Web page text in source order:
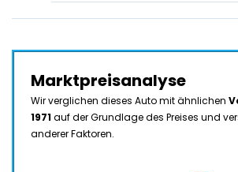
Marktpreisanalyse
Wir verglichen dieses Auto mit ähnlichen
1971auf der Grundlage des Preises und
anderer Faktoren.